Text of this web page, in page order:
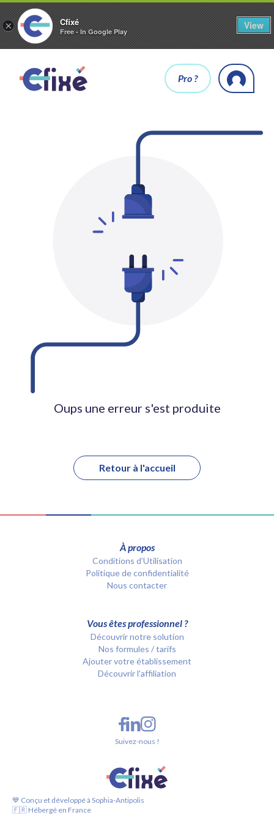
× Cfixé
Free - In Google Play
View
Pro ?
Oups une erreur s'est produite
Retour à l'accueil
À propos
Conditions d’Utilisation
Politique de confidentialité
Nous contacter
Vous êtes professionnel ?
Découvrir notre solution
Nos formules / tarifs
Ajouter votre établissement
Découvrir l'affiliation
💙 Conçu et développé à Sophia-Antipolis
🇫🇷 Hébergé en France
Suivez-nous !